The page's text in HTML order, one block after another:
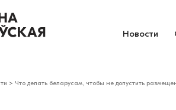
Новости
> Что делать беларусам, чтобы не допустить